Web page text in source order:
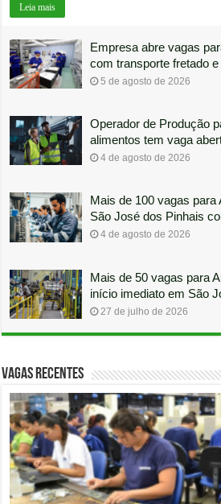
Leia mais
Empresa abre vagas
com transporte fretado
5 de agosto de 2026
Operador de Produção
alimentos tem vaga
4 de agosto de 2026
Mais de 100 vagas para
São José dos Pinhais
4 de agosto de 2026
Mais de 50 vagas para
início imediato em São
27 de julho de 2026
Vagas recentes